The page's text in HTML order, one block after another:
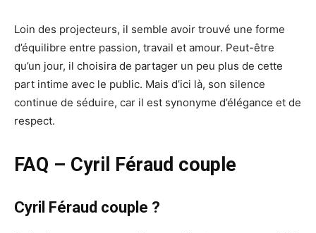
Loin des projecteurs, il semble avoir trouvé une forme
d’équilibre entre passion, travail et amour. Peut-être
qu’un jour, il choisira de partager un peu plus de cette
part intime avec le public. Mais d’ici là, son silence
continue de séduire, car il est synonyme d’élégance et de
respect.
FAQ – Cyril Féraud couple
Cyril Féraud couple ?